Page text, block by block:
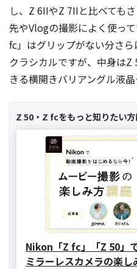
し、Z 6IIやZ 7IIと比べても
先やVlogの撮影によく使っ
fc」はグリップがない分さ
クラシカルですが、中身は
きる横開きバリアングル液晶
Z 50・Z fcをもっと知りたい
Nikon「Z fc」「Z 50」
ミラーレスカメラの楽し